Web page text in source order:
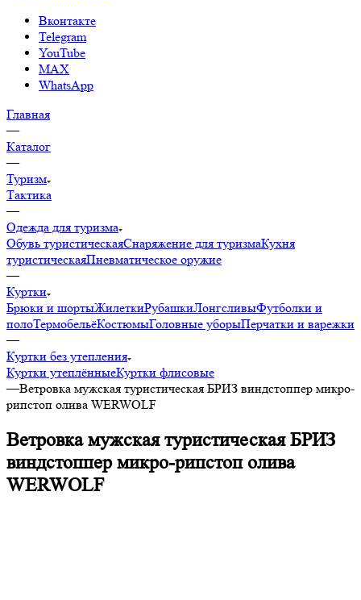
Вконтакте
Telegram
YouTube
MAX
WhatsApp
Главная
—
Каталог
—
Туризм
Тактика
—
Одежда для туризма
Обувь туристическаяСнаряжение для туризмаКухня
туристическаяПневматическое оружие
—
Куртки
Брюки и шортыЖилеткиРубашкиЛонгсливыФутболки и
полоТермобельёКостюмыГоловные уборыПерчатки и варежки
—
Куртки без утепления
Куртки утеплённыеКуртки флисовые
—Ветровка мужская туристическая БРИЗ виндстоппер микро-
рипстоп олива WERWOLF
Ветровка мужская туристическая БРИЗ
виндстоппер микро-рипстоп олива
WERWOLF